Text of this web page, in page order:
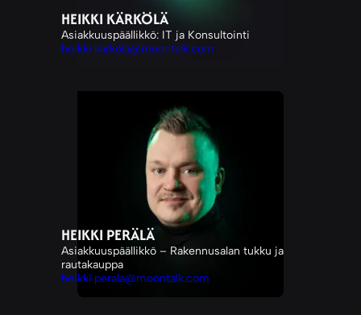
HEIKKI KÄRKÖLÄ
Asiakkuuspäällikkö: IT ja Konsultointi
heikki.karkola@moontalk.com
HEIKKI PERÄLÄ
Asiakkuuspäällikkö – Rakennusalan tukku ja
rautakauppa
heikki.perala@moontalk.com